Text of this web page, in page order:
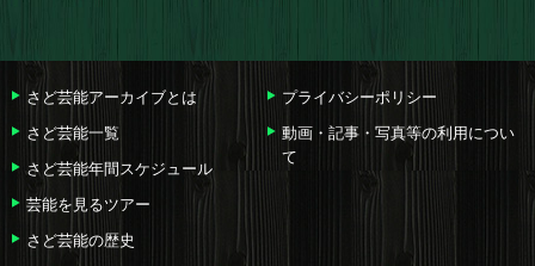
さど芸能アーカイブとは
さど芸能一覧
さど芸能年間スケジュール
芸能を見るツアー
さど芸能の歴史
プライバシーポリシー
動画・記事・写真等の利用につい
て